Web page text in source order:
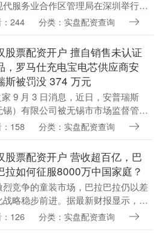
代服务业合作区管理局在深圳举行战
签约仪式，宣布在粤港澳大湾区启
并将联合深圳伙....
244 分类：实盘配资查询
股票配资开户 擅自销售未认证
，罗马仕充电宝电芯供应商安
斯被罚没 374 万元
家 9 月 3 日消息，近日，安普瑞斯
锡）有限公司被无锡市市场监督管理
处罚 23 万元。 违法事实显示，其
158 分类：实盘配资查询
股票配资开户 营收超百亿，巴
拉如何征服8000万中国家庭？
烈竞争的童装市场，巴拉巴拉仍以差
战略稳步前进。据最新财报显示，以
拉为核心的儿童服饰业务在2025年
126 分类：实盘配资查询